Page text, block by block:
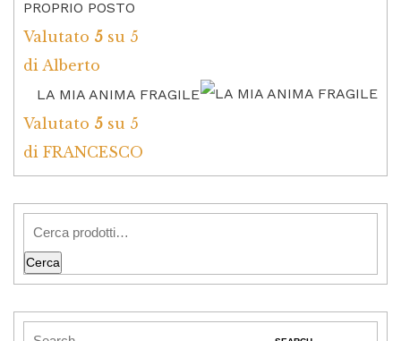
PROPRIO POSTO
Valutato 5 su 5
di Alberto
LA MIA ANIMA FRAGILE
Valutato 5 su 5
di FRANCESCO
Cerca